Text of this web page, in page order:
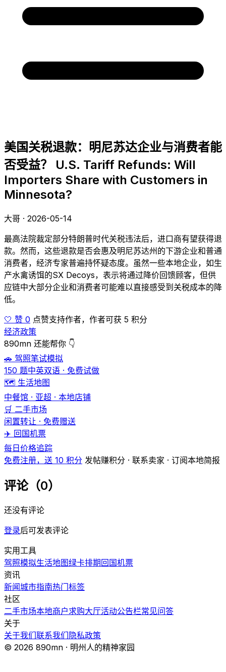
美国关税退款：明尼苏达企业与消费者能
否受益？ U.S. Tariff Refunds: Will
Importers Share with Customers in
Minnesota?
大哥 · 2026-05-14
最高法院裁定部分特朗普时代关税违法后，进口商有望获得退
款。然而，这些退款是否会惠及明尼苏达州的下游企业和普通
消费者，经济专家普遍持怀疑态度。虽然一些本地企业，如生
产水禽诱饵的SX Decoys，表示将通过降价回馈顾客，但供
应链中大部分企业和消费者可能难以直接感受到关税成本的降
低。
🤍 赞 0 点赞支持作者，作者可获 5 积分
经济政策
890mn 还能帮你 👇
🚗 驾照笔试模拟
150 题中英双语 · 免费试做
🗺️ 生活地图
中餐馆 · 亚超 · 本地店铺
🛒 二手市场
闲置转让 · 免费赠送
✈️ 回国机票
每日价格追踪
免费注册，送 10 积分 发帖赚积分 · 联系卖家 · 订阅本地简报
评论（0）
还没有评论
登录后可发表评论
实用工具
驾照模拟生活地图绿卡排期回国机票
资讯
新闻城市指南热门标签
社区
二手市场本地商户求购大厅活动公告栏常见问答
关于
关于我们联系我们隐私政策
© 2026 890mn · 明州人的精神家园